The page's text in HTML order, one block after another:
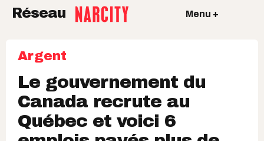
Réseau Menu +
Argent
Le gouvernement du
Canada recrute au
Québec et voici 6